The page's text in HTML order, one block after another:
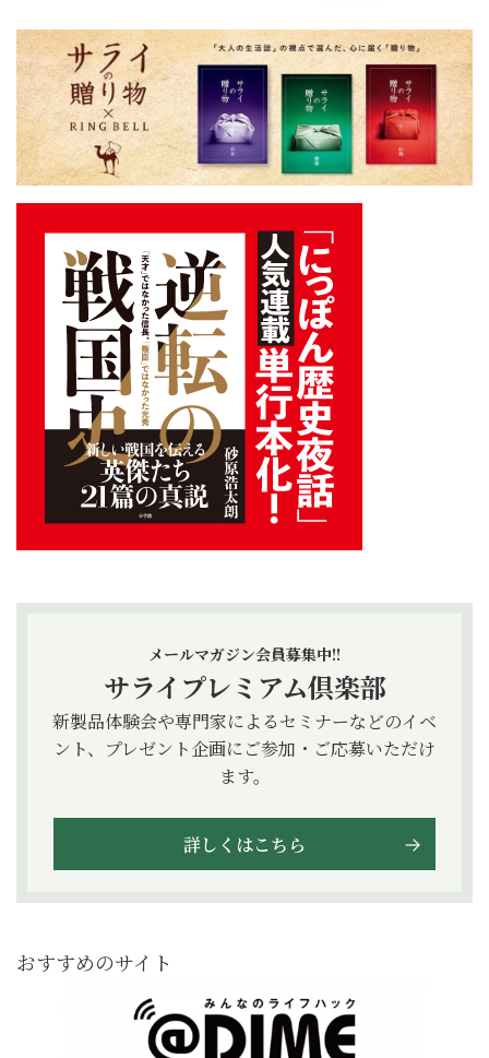
メールマガジン会員募集中!!
サライプレミアム倶楽部
新製品体験会や専門家によるセミナーなどのイベ
ント、プレゼント企画にご参加・ご応募いただけ
ます。
詳しくはこちら
おすすめのサイト